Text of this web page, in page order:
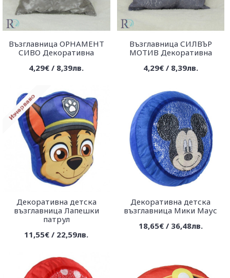
Възглавница ОРНАМЕНТ
СИВО Декоративна
4,29€ / 8,39лв.
Възглавница СИЛВЪР
МОТИВ Декоративна
4,29€ / 8,39лв.
Декоративна детска
възглавница Лапешки
патрул
11,55€ / 22,59лв.
Декоративна детска
възглавница Мики Маус
18,65€ / 36,48лв.